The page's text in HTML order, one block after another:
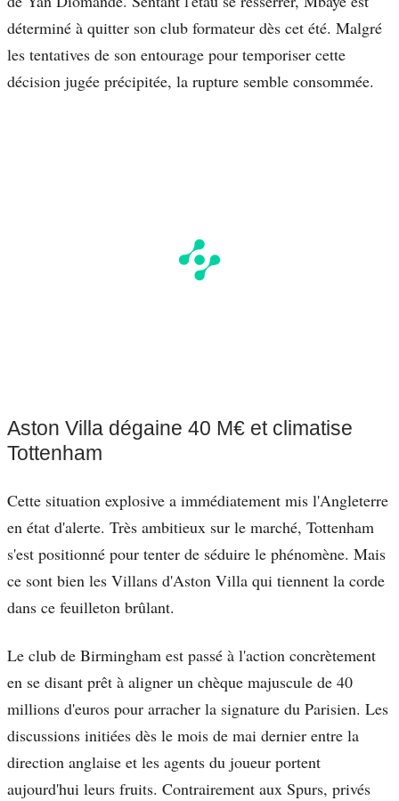
déterminé à quitter son club formateur dès cet été. Malgré
les tentatives de son entourage pour temporiser cette
décision jugée précipitée, la rupture semble consommée.
Aston Villa dégaine 40 M€ et climatise
Tottenham
Cette situation explosive a immédiatement mis l'Angleterre
en état d'alerte. Très ambitieux sur le marché, Tottenham
s'est positionné pour tenter de séduire le phénomène. Mais
ce sont bien les Villans d'Aston Villa qui tiennent la corde
dans ce feuilleton brûlant.
Le club de Birmingham est passé à l'action concrètement
en se disant prêt à aligner un chèque majuscule de 40
millions d'euros pour arracher la signature du Parisien. Les
discussions initiées dès le mois de mai dernier entre la
direction anglaise et les agents du joueur portent
aujourd'hui leurs fruits. Contrairement aux Spurs, privés